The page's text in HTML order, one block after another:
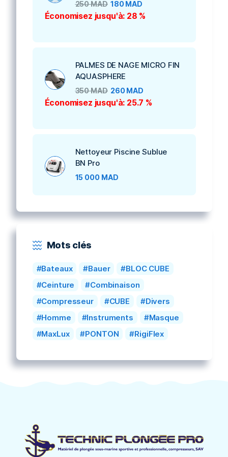
250MAD 180MAD
Économisez jusqu'à: 28 %
PALMES DE NAGE MICRO FIN
AQUASPHERE
350MAD 260MAD
Économisez jusqu'à: 25.7 %
Nettoyeur Piscine Sublue
BN Pro
15 000 MAD
Mots clés
Bateaux Bauer
BLOC CUBE
Ceinture
Combinaison
Compresseur
CUBE
Divers
Homme
Instruments
Masque
MaxLux
PONTON RigiFlex